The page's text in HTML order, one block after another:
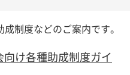
制度などのご案内です。
け各種助成制度ガイ